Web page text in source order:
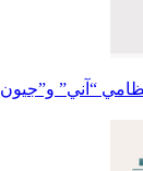
نظامي “آني”